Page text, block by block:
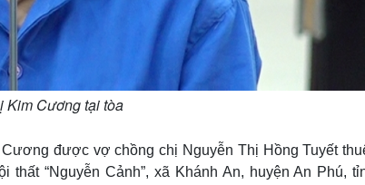
Kim Cương tại tòa
được vợ chồng chị Nguyễn Thị Hồng Tuyết
“Nguyễn Cảnh”, xã Khánh An, huyện An Phú,